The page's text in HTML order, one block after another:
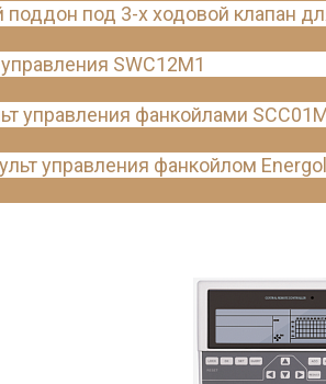
под 3-х ходовой клапан
SWC12M1
управления фанкойлами
управления фанкойлом